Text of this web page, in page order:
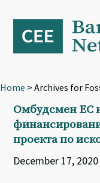
primary
navigation
content
footer
Home > Archives for
Омбудсмен ЕС
проекта по
December 17, 2020